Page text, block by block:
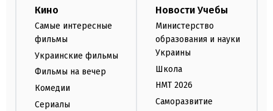
Кино
Самые интересные
фильмы
Украинские фильмы
Фильмы на вечер
Комедии
Сериалы
Новости Учебы
Министерство
образования и науки
Украины
Школа
НМТ 2026
Саморазвитие